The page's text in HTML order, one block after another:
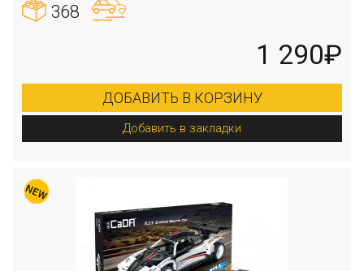
368
1 290₽
ДОБАВИТЬ В КОРЗИНУ
Добавить в закладки